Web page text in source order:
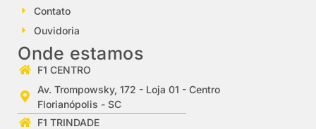
Contato
Ouvidoria
Onde estamos
F1 CENTRO
Av. Trompowsky, 172 - Loja 01 - Centro
Florianópolis - SC
F1 TRINDADE